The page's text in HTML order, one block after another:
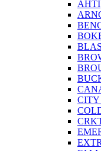
AHTI
CITY